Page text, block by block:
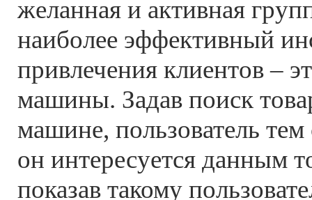
желанная и активная
наиболее эффективный
привлечения клиентов –
машины. Задав поиск
машине, пользователь
он интересуется данным
показав такому